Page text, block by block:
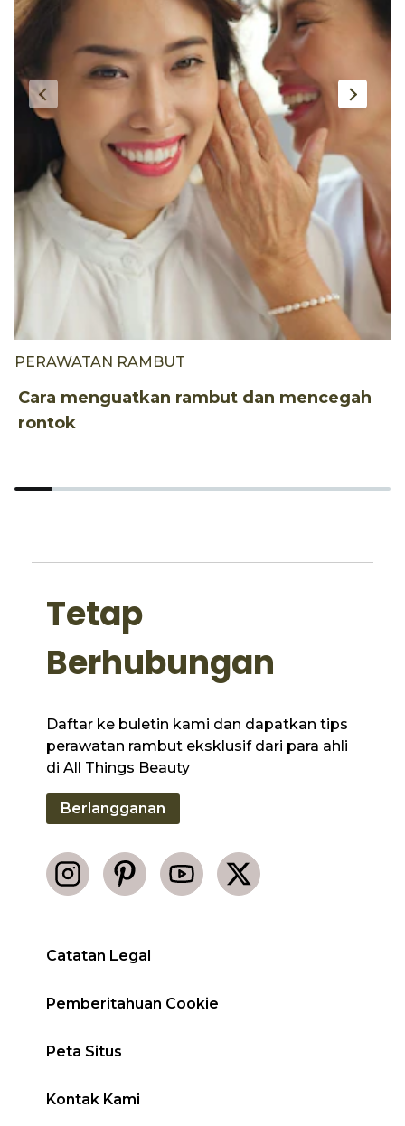
PERAWATAN RAMBUT
Cara menguatkan rambut dan mencegah
rontok
Catatan Legal
Pemberitahuan Cookie
Peta Situs
Kontak Kami
Tetap
Berhubungan
Daftar ke buletin kami dan dapatkan tips
perawatan rambut eksklusif dari para ahli
di All Things Beauty
Berlangganan